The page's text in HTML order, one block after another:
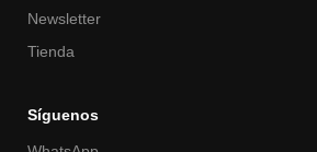
Newsletter
Tienda
Síguenos